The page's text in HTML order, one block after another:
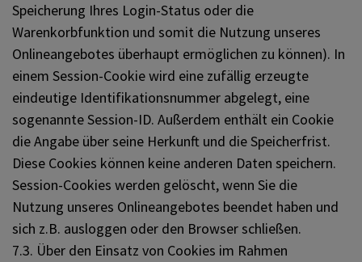
Speicherung Ihres Login-Status oder die
Warenkorbfunktion und somit die Nutzung unseres
Onlineangebotes überhaupt ermöglichen zu können). In
einem Session-Cookie wird eine zufällig erzeugte
eindeutige Identifikationsnummer abgelegt, eine
sogenannte Session-ID. Außerdem enthält ein Cookie
die Angabe über seine Herkunft und die Speicherfrist.
Diese Cookies können keine anderen Daten speichern.
Session-Cookies werden gelöscht, wenn Sie die
Nutzung unseres Onlineangebotes beendet haben und
sich z.B. ausloggen oder den Browser schließen.
7.3. Über den Einsatz von Cookies im Rahmen